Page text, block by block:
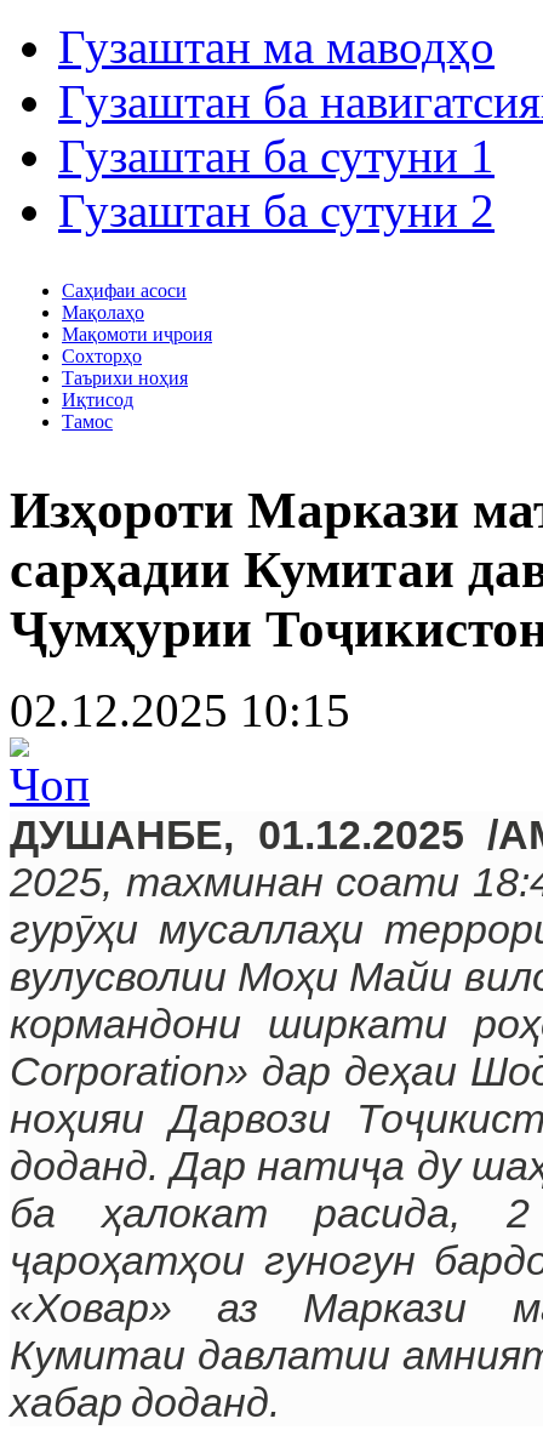
Гузаштан ма маводҳо
Гузаштан ба
Гузаштан ба сутуни 1
Гузаштан ба сутуни 2
Саҳифаи асоси
Мақолаҳо
Мақомоти иҷроия
Сохторҳо
Таърихи ноҳия
Иқтисод
Тамос
Изҳороти Маркази
сарҳадии Кумитаи
Ҷумҳурии
02.12.2025 10:15
ДУШАНБЕ, 01.12.2025 /
2025, тахминан соати
гурӯҳи мусаллаҳи
вулусволии Моҳи Майи
кормандони ширкати
Corporation» дар деҳаи
ноҳияи Дарвози
доданд. Дар натиҷа ду
ба ҳалокат расида, 2
ҷароҳатҳои гуногун
«Ховар» аз Маркази
Кумитаи давлатии
хабар доданд.